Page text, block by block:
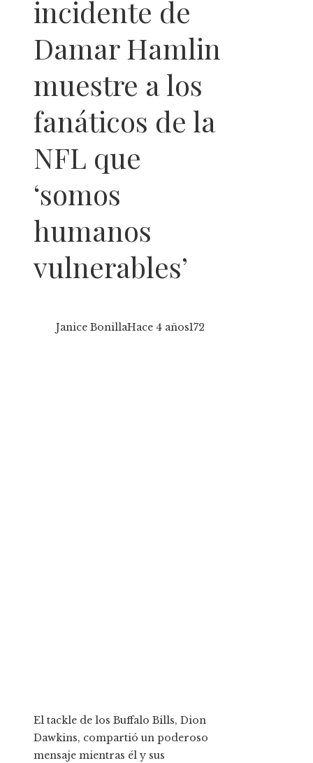
incidente de
Damar Hamlin
muestre a los
fanáticos de la
NFL que
‘somos
humanos
vulnerables’
Janice BonillaHace 4 años172
El tackle de los Buffalo Bills, Dion
Dawkins, compartió un poderoso
mensaje mientras él y sus